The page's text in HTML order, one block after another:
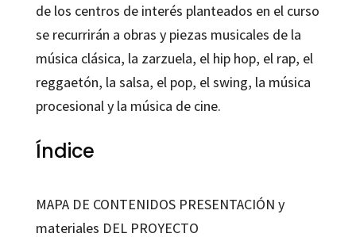
de los centros de interés planteados en el curso
se recurrirán a obras y piezas musicales de la
música clásica, la zarzuela, el hip hop, el rap, el
reggaetón, la salsa, el pop, el swing, la música
procesional y la música de cine.
Índice
MAPA DE CONTENIDOS PRESENTACIÓN y
materiales DEL PROYECTO